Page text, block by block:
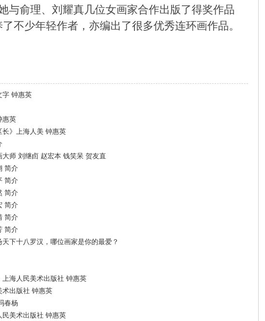
与俞理、刘耀真几位女画家合作出版了得奖作品
不少年轻作者，亦编出了很多优秀连环画作品。
字 钟惠英
惠英
》上海人美 钟惠英
大师 刘继卣 赵宏本 钱笑呆 贺友直
简介
简介
简介
简介
简介
简介
下十八罗汉，哪位画家是你的最爱？
上海人民美术出版社 钟惠英
术出版社 钟惠英
春杨
民美术出版社 钟惠英